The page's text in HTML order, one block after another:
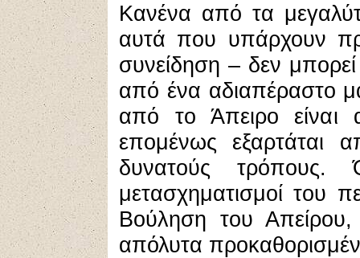
Κανένα από τα
αυτά που υπάρχουν
συνείδηση – δεν
από ένα αδιαπέραστο
από το Άπειρο είναι
επομένως εξαρτάται
δυνατούς τρόπους.
μετασχηματισμοί του
Βούληση του
απόλυτα